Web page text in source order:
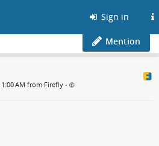
Sign in
Mention
AM from Firefly •